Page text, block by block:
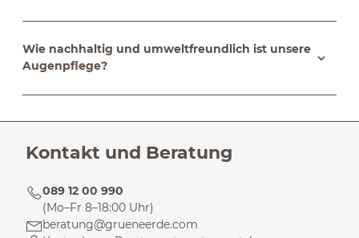
Wie nachhaltig und umweltfreundlich ist unsere
Augenpflege?
Kontakt und Beratung
089 12 00 990
(Mo–Fr 8–18:00 Uhr)
beratung@grueneerde.com